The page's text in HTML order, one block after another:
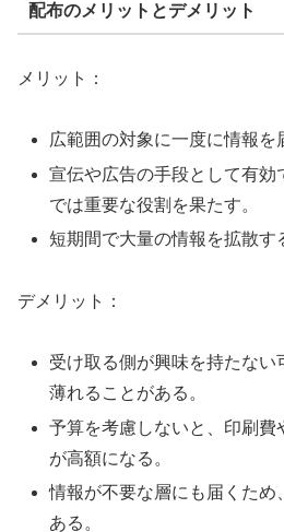
配布のメリットとデメリット
メリット：
広範囲の対象に一度に情報を
宣伝や広告の手段として有効
では重要な役割を果たす。
短期間で大量の情報を拡散す
デメリット：
受け取る側が興味を持たない
薄れることがある。
予算を考慮しないと、印刷費
が高額になる。
情報が不要な層にも届くため
ある。